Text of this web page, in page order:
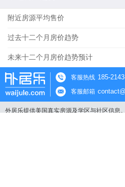
附近房源平均售价
过去十二个月房价趋势
未来十二个月房价趋势预计
客服热线 185-
客服邮箱
外居乐提供美国真实房源及学区与社区信息